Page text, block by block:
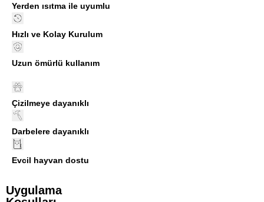
Yerden ısıtma ile uyumlu
Hızlı ve Kolay Kurulum
Uzun ömürlü kullanım
Çizilmeye dayanıklı
Darbelere dayanıklı
Evcil hayvan dostu
Uygulama